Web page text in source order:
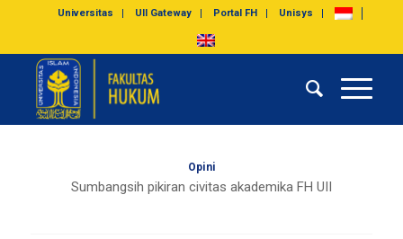
Universitas UII Gateway Portal FH Unisys
Opini
Sumbangsih pikiran civitas akademika FH UII